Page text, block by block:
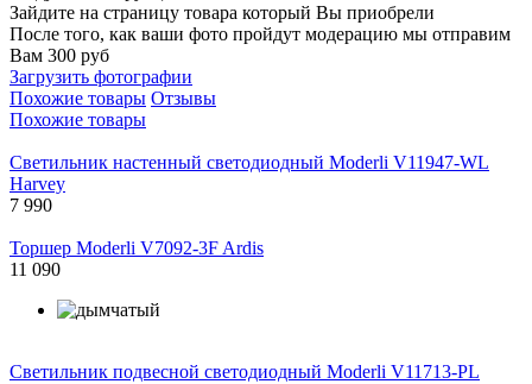
Зайдите на страницу товара который Вы приобрели
После того, как ваши фото пройдут модерацию мы отправим
Вам 300 руб
Загрузить фотографии
Похожие товары Отзывы
Похожие товары
Светильник настенный светодиодный Moderli V11947-WL
Harvey
7 990
Торшер Moderli V7092-3F Ardis
11 090
Светильник подвесной светодиодный Moderli V11713-PL